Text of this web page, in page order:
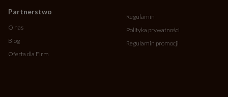
Partnerstwo
O nas
Blog
Oferta dla Firm
Regulamin
Polityka prywatności
Regulamin promocji